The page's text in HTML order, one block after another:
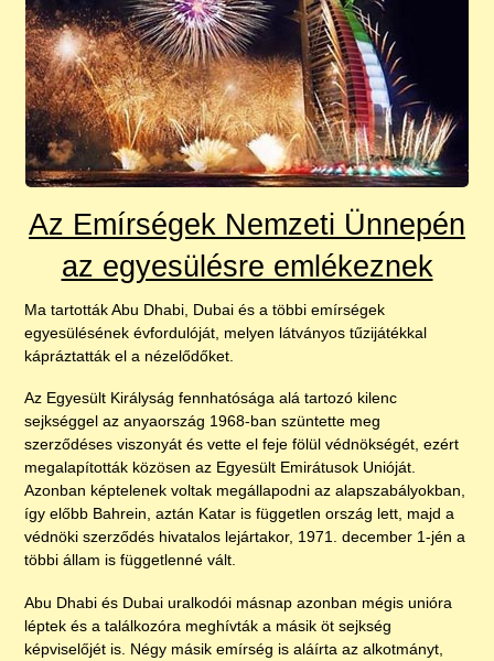
Az Emírségek Nemzeti Ünnepén
az egyesülésre emlékeznek
Ma tartották Abu Dhabi, Dubai és a többi emírségek
egyesülésének évfordulóját, melyen látványos tűzijátékkal
kápráztatták el a nézelődőket.
Az Egyesült Királyság fennhatósága alá tartozó kilenc
sejkséggel az anyaország 1968-ban szüntette meg
szerződéses viszonyát és vette el feje fölül védnökségét, ezért
megalapították közösen az Egyesült Emirátusok Unióját.
Azonban képtelenek voltak megállapodni az alapszabályokban,
így előbb Bahrein, aztán Katar is független ország lett, majd a
védnöki szerződés hivatalos lejártakor, 1971. december 1-jén a
többi állam is függetlenné vált.
Abu Dhabi és Dubai uralkodói másnap azonban mégis unióra
léptek és a találkozóra meghívták a másik öt sejkség
képviselőjét is. Négy másik emírség is aláírta az alkotmányt,